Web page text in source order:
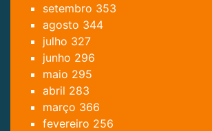
setembro 353
agosto 344
julho 327
junho 296
maio 295
abril 283
março 366
fevereiro 256